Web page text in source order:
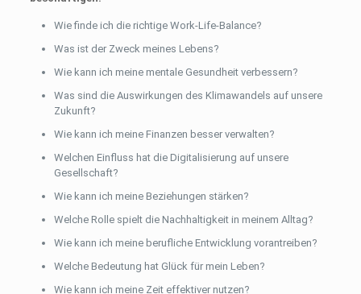
Wie finde ich die richtige Work-Life-Balance?
Was ist der Zweck meines Lebens?
Wie kann ich meine mentale Gesundheit verbessern?
Was sind die Auswirkungen des Klimawandels auf unsere
Zukunft?
Wie kann ich meine Finanzen besser verwalten?
Welchen Einfluss hat die Digitalisierung auf unsere
Gesellschaft?
Wie kann ich meine Beziehungen stärken?
Welche Rolle spielt die Nachhaltigkeit in meinem Alltag?
Wie kann ich meine berufliche Entwicklung vorantreiben?
Welche Bedeutung hat Glück für mein Leben?
Wie kann ich meine Zeit effektiver nutzen?